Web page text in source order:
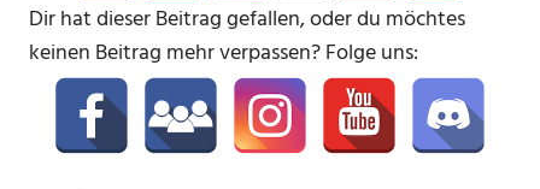
Dir hat dieser Beitrag gefallen, oder du möchtes
keinen Beitrag mehr verpassen? Folge uns: